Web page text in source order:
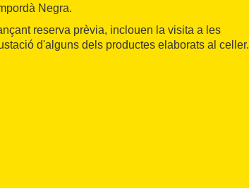
Negra.
reserva prèvia, inclouen la visita a les
d'alguns dels productes elaborats al celler.